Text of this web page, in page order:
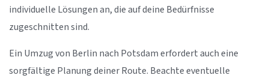
individuelle Lösungen an, die auf deine Bedürfnisse
zugeschnitten sind.
Ein Umzug von Berlin nach Potsdam erfordert auch eine
sorgfältige Planung deiner Route. Beachte eventuelle